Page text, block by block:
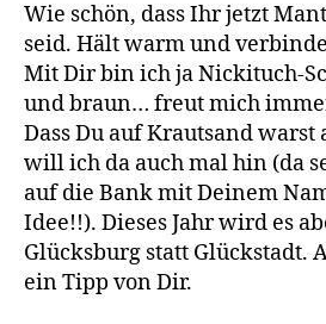
Wie schön, dass Ihr jetzt
seid. Hält warm und
Mit Dir bin ich ja Nickituch-
und braun… freut mich
Dass Du auf Krautsand
will ich da auch mal hin (da
auf die Bank mit Deinem
Idee!!). Dieses Jahr wird es
Glücksburg statt Glückstadt.
ein Tipp von Dir.